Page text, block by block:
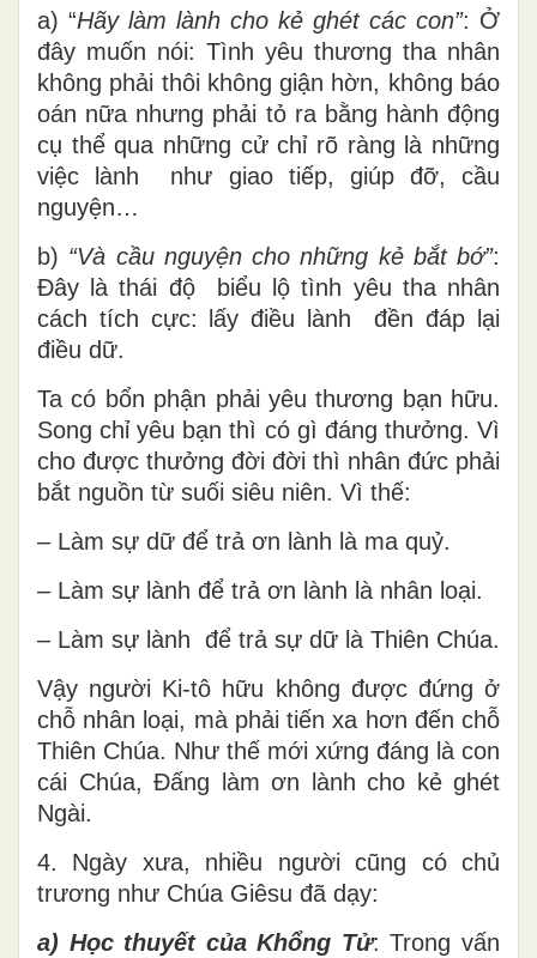
a) “Hãy làm lành cho kẻ ghét các con”: Ở
đây muốn nói: Tình yêu thương tha nhân
không phải thôi không giận hờn, không báo
oán nữa nhưng phải tỏ ra bằng hành động
cụ thể qua những cử chỉ rõ ràng là những
việc lành như giao tiếp, giúp đỡ, cầu
nguyện…
b) “Và cầu nguyện cho những kẻ bắt bớ”:
Đây là thái độ biểu lộ tình yêu tha nhân
cách tích cực: lấy điều lành đền đáp lại
điều dữ.
Ta có bổn phận phải yêu thương bạn hữu.
Song chỉ yêu bạn thì có gì đáng thưởng. Vì
cho được thưởng đời đời thì nhân đức phải
bắt nguồn từ suối siêu niên. Vì thế:
– Làm sự dữ để trả ơn lành là ma quỷ.
– Làm sự lành để trả ơn lành là nhân loại.
– Làm sự lành để trả sự dữ là Thiên Chúa.
Vậy người Ki-tô hữu không được đứng ở
chỗ nhân loại, mà phải tiến xa hơn đến chỗ
Thiên Chúa. Như thế mới xứng đáng là con
cái Chúa, Đấng làm ơn lành cho kẻ ghét
Ngài.
4. Ngày xưa, nhiều người cũng có chủ
trương như Chúa Giêsu đã dạy:
a) Học thuyết của Khổng Tử: Trong vấn